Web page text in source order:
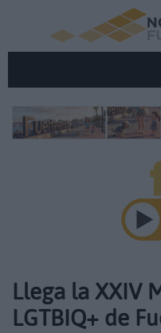
Llega la XXIV
LGTBIQ+ de